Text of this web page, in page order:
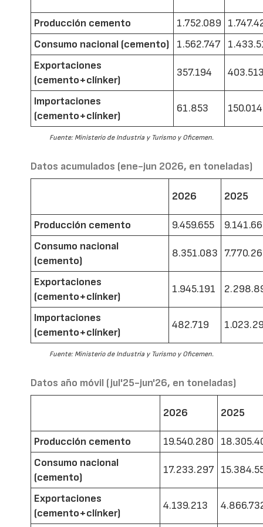
Producción cemento 1.752.089
Consumo nacional (cemento)
1.562.747
Exportaciones
(cemento+clínker)
357.194
Importaciones
(cemento+clínker)
61.853 150.014
Fuente: Ministerio de Industria y Turismo y Oficemen.
Datos acumulados (ene-jun 2026, en toneladas)
2026 2025
Producción cemento 9.459.655
Consumo nacional
(cemento)
8.351.083
Exportaciones
(cemento+clínker)
1.945.191
Importaciones
(cemento+clínker)
482.719
Fuente: Ministerio de Industria y Turismo y Oficemen.
Datos año móvil (jul'25-jun'26, en toneladas)
2026 2025
Producción cemento 19.540.280
Consumo nacional
(cemento)
17.233.297
Exportaciones
(cemento+clínker)
4.139.213